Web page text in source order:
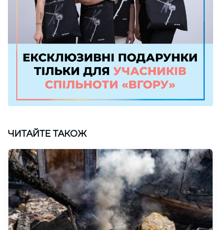
ЧИТАЙТЕ ТАКОЖ